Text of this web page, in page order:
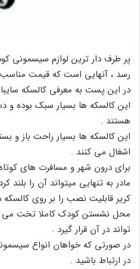
پر طرف دار ترین لوازم سیسمونی
رسد ، آنهایی است که قیمت
در این پست به معرفی کالسکه
این کالسکه ها بسیار سبک بوده
هستند .
این کالسکه ها بسیار راحت باز و
اشغال می کنند .
برای درون شهر و مسافرت های
مادر به تنهایی میتواند آن را بلند
کریر قابلیت نصب را بر روی کالسکه
محل نشستن کودک کاملا تخت می
تواند در آن قرار گیرد .
در صورتی که خواهان انواع
در ارتباط باشید .